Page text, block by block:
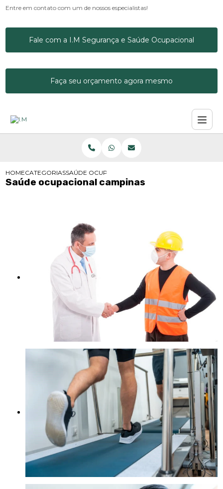
Entre em contato com um de nossos especialistas!
Fale com a I.M Segurança e Saúde Ocupacional
Faça seu orçamento agora mesmo
HOMECATEGORIASSAÚDE OCUPACIONAL CAMPINAS
Saúde ocupacional campinas